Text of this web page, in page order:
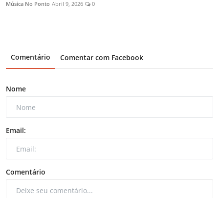
Música No Ponto Abril 9, 2026 0
Comentário Comentar com Facebook
Nome
Email:
Comentário